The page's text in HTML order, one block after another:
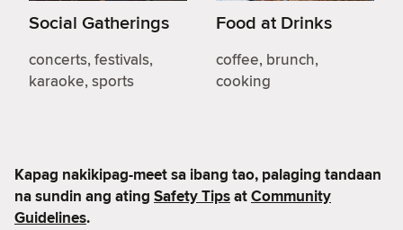
Social Gatherings
concerts, festivals,
karaoke, sports
Food at Drinks
coffee, brunch,
cooking
Kapag nakikipag-meet sa ibang tao, palaging tandaan
na sundin ang ating Safety TipsatCommunity
Guidelines.